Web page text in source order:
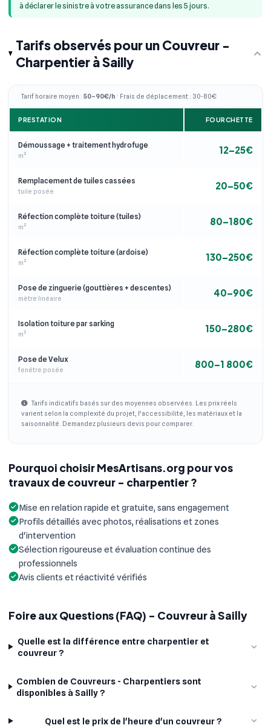
à déclarer le sinistre à votre assurance dans les 5 jours.
Tarifs observés pour un Couvreur -
Charpentier à Sailly
Tarif horaire moyen : 50–90€/h · Frais de déplacement : 30-80€
PRESTATION FOURCHETTE
Démoussage + traitement hydrofuge
m² 12–25€
Remplacement de tuiles cassées
tuile posée 20–50€
Réfection complète toiture (tuiles)
m² 80–180€
Réfection complète toiture (ardoise)
m² 130–250€
Pose de zinguerie (gouttières + descentes)
mètre linéaire 40–90€
Isolation toiture par sarking
m² 150–280€
Pose de Velux
fenêtre posée 800–1 800€
Tarifs indicatifs basés sur des moyennes observées. Les prix réels
varient selon la complexité du projet, l'accessibilité, les matériaux et la
saisonnalité. Demandez plusieurs devis pour comparer.
Pourquoi choisir MesArtisans.org pour vos
travaux de couvreur - charpentier ?
Mise en relation rapide et gratuite, sans engagement
Profils détaillés avec photos, réalisations et zones
d'intervention
Sélection rigoureuse et évaluation continue des
professionnels
Avis clients et réactivité vérifiés
Foire aux Questions (FAQ) - Couvreur à Sailly
Quelle est la différence entre charpentier et
couvreur ?
Combien de Couvreurs - Charpentiers sont
disponibles à Sailly ?
Quel est le prix de l'heure d'un couvreur ?